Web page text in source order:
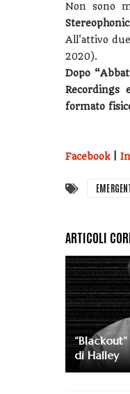
Non sono
All'attivo
2020).
Dopo
formato
Facebook|
di Halley